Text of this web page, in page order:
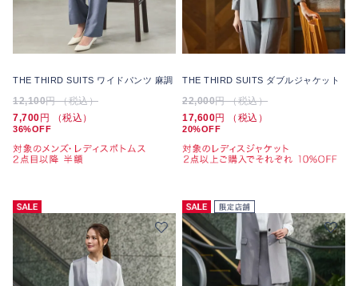
THE THIRD SUITS ワイドパンツ 麻調
12,100円 （税込）
7,700 円 （税込）
36%OFF
THE THIRD SUITS ダブルジャケット
22,000円 （税込）
17,600円 （税込）
20%OFF